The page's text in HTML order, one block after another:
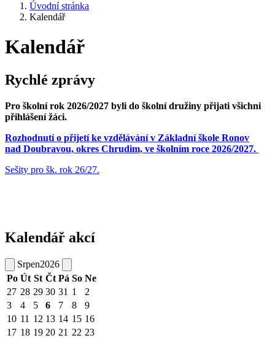
Úvodní stránka
Kalendář
Kalendář
Rychlé zprávy
Pro školní rok 2026/2027 byli do školní družiny přijati všichni
přihlášení žáci.
Rozhodnutí o přijetí ke vzdělávání v Základní škole Ronov
nad Doubravou, okres Chrudim, ve školním roce 2026/2027.
Sešity pro šk. rok 26/27.
Kalendář akcí
Srpen2026
Po Út St Čt Pá So Ne
27 28 29 30 31 1
2
3
4 5 6 7 8
9
10 11 12 13 14 15 16
17 18 19 20 21 22 23